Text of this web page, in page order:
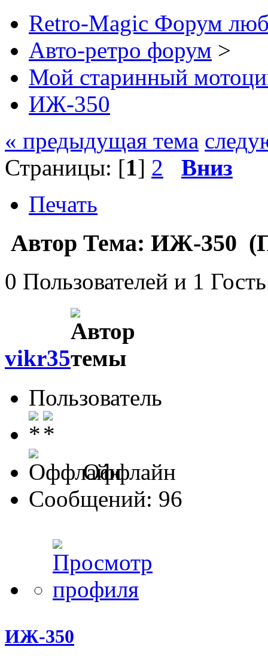
Retro-Magic Форум
Авто-ретро форум >
Мой старинный
ИЖ-350
« предыдущая тема
Страницы: [1] 2
Вниз
Печать
Автор Тема: ИЖ-350
0 Пользователей и 1
vikr35
Пользователь
Оффлайн
Сообщений: 96
ИЖ-350